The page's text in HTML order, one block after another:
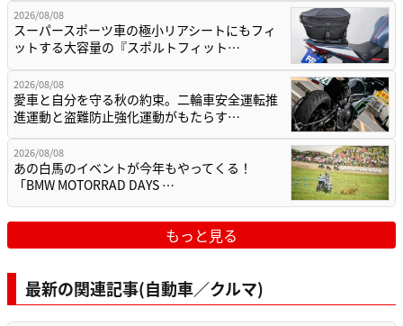
2026/08/08
スーパースポーツ車の極小リアシートにもフィ
ットする大容量の『スポルトフィット…
2026/08/08
愛車と自分を守る秋の約束。二輪車安全運転推
進運動と盗難防止強化運動がもたらす…
2026/08/08
あの白馬のイベントが今年もやってくる！
「BMW MOTORRAD DAYS …
もっと見る
最新の関連記事(自動車／クルマ)